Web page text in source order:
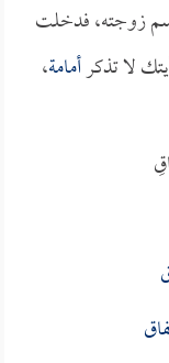
زوجته، فدخلت
لا تذكرأمامة،